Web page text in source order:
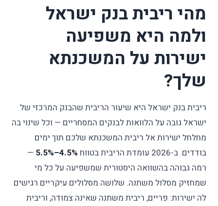
מהי ריבית בנק ישראל
ולמה היא משפיעה
ישירות על המשכנתא
שלך?
ריבית בנק ישראל היא שיעור הריבית שהבנק המרכזי של
ישראל גובה על הלוואות לבנקים המסחריים — וכל שינוי בה
מחלחל ישירות אל ריבית המשכנתא שלכם תוך ימים
בודדים. ב-2026 עומדת הריבית בטווח
4.5%–5.5%
—
רמה גבוהה בהשוואה היסטורית שמשפיעה על כל מי
שמחזיק מסלול משתנה. שלושה מסלולים עיקריים רגישים
לה ישירות: פריים, ריבית משתנה שאינה צמודה, וריבית